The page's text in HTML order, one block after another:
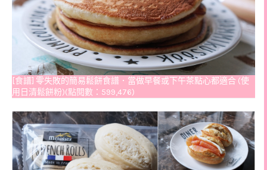
[食譜] 零失敗的簡易鬆餅食譜．當做早餐或下午茶點心都適合 (使
用日清鬆餅粉)(點閱數：599,476)